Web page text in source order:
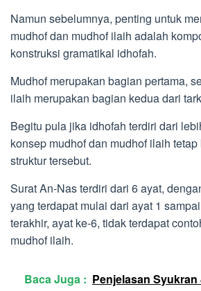
Namun sebelumnya, penting untuk
mudhof dan mudhof ilaih adalah
konstruksi gramatikal idhofah.
Mudhof merupakan bagian pertama,
ilaih merupakan bagian kedua dari
Begitu pula jika idhofah terdiri dari
konsep mudhof dan mudhof ilaih
struktur tersebut.
Surat An-Nas terdiri dari 6 ayat,
yang terdapat mulai dari ayat 1
terakhir, ayat ke-6, tidak terdapat
mudhof ilaih.
Baca Juga : Penjelasan